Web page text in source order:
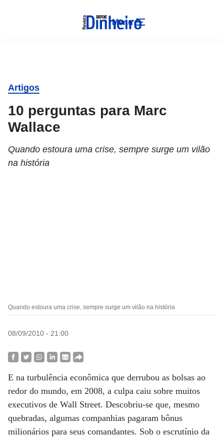
Menu
Artigos
10 perguntas para Marc
Wallace
Quando estoura uma crise, sempre surge um vilão
na história
Quando estoura uma crise, sempre surge um vilão na história
08/09/2010 - 21:00
E na turbulência econômica que derrubou as bolsas ao
redor do mundo, em 2008, a culpa caiu sobre muitos
executivos de Wall Street. Descobriu-se que, mesmo
quebradas, algumas companhias pagaram bônus
milionários para seus comandantes. Sob o escrutínio da